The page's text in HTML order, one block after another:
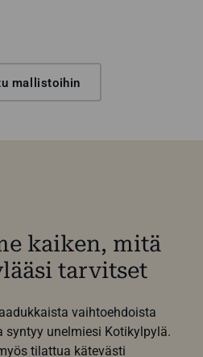
mallistoihin
kaiken, mitä
tarvitset
vaihtoehdoista
syntyy unelmiesi Kotikylpylä.
tilattua kätevästi